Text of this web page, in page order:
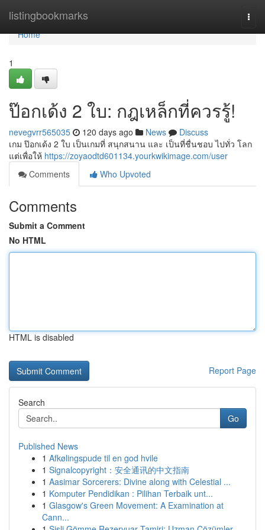
listingbookmarks
Home
Home
1
ป๊อกเด้ง 2 ใบ: กฎเหล็กที่ควรรู้!
nevegvrr565035 120 days ago News
Discuss
เกม ป๊อกเด้ง 2 ใบ เป็นเกมที่ สนุกสนาน และ เป็นที่ชื่นชอบ ไปทั่ว โลก
แต่เพื่อให้ https://zoyaodtd601134.yourkwikimage.com/user
Comments
Who Upvoted
Comments
Submit a Comment
No HTML
HTML is disabled
Report Page
Search
Go
Published News
1 Afkølingspude til en god hvile
1 Signalcopyright：安全通讯的中文指南
1 Aasimar Sorcerers: Divine along with Celestial ...
1 Komputer Pendidikan : Pilihan Terbaik unt...
1 Glasgow's Green Movement: A Examination at
Cann...